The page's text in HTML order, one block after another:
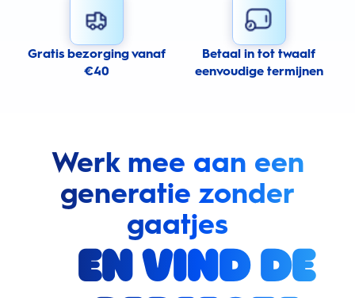
Gratis bezorging vanaf
€40
Betaal in tot twaalf
eenvoudige termijnen
Werk mee aan een
generatie zonder
gaatjes
en vind de